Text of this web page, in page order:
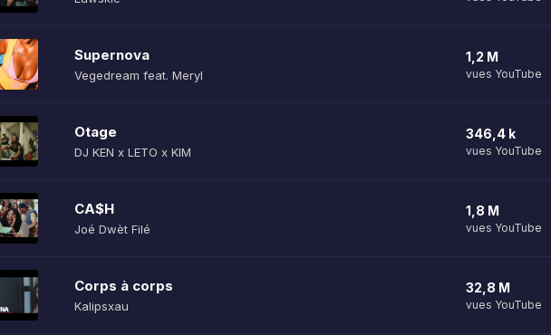
Supernova
Vegedream feat. Meryl
1,2 M
vues YouTube
Otage
DJ KEN x LETO x KIM
346,4 k
vues YouTube
CA$H
Joé Dwèt Filé
1,8 M
vues YouTube
Corps à corps
Kalipsxau
32,8 M
vues YouTube